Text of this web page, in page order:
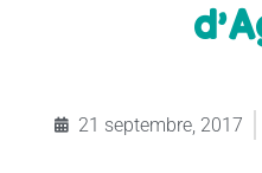
21 septembre, 2017